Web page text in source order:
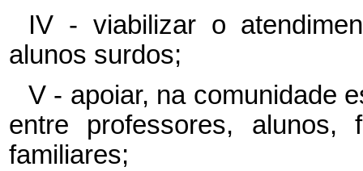
IV - viabilizar o
alunos surdos;
V - apoiar, na comunidade
entre professores, alunos,
familiares;